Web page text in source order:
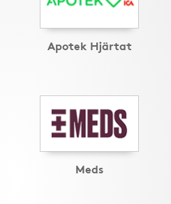
Apotek Hjärtat
Meds